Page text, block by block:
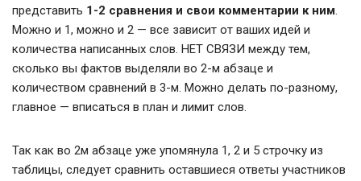
представить 1-2 сравнения и свои комментарии к ним.
Можно и 1, можно и 2 — все зависит от ваших идей и
количества написанных слов. НЕТ СВЯЗИ между тем,
сколько вы фактов выделяли во 2-м абзаце и
количеством сравнений в 3-м. Можно делать по-разному,
главное — вписаться в план и лимит слов.
Так как во 2м абзаце уже упомянула 1, 2 и 5 строчку из
таблицы, следует сравнить оставшиеся ответы участников